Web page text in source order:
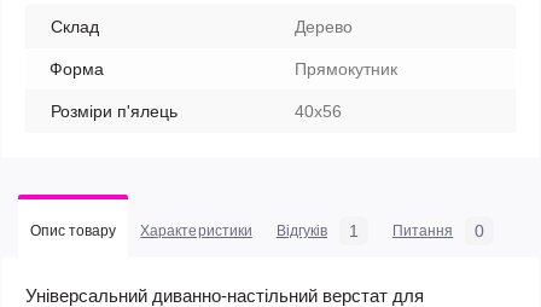
Склад Дерево
Форма Прямокутник
Розміри п'ялець 40х56
Опис товару Характеристики Відгуків 1 Питання 0
Універсальний диванно-настільний верстат для